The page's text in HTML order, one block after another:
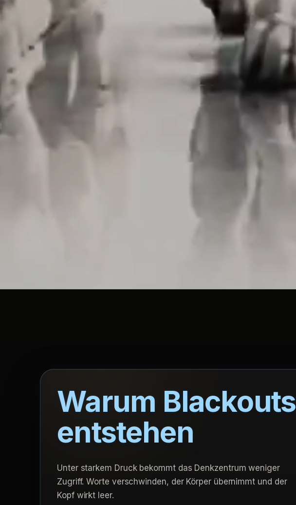
Warum Blackouts
entstehen
Unter starkem Druck bekommt das Denkzentrum weniger
Zugriff. Worte verschwinden, der Körper übernimmt und der
Kopf wirkt leer.